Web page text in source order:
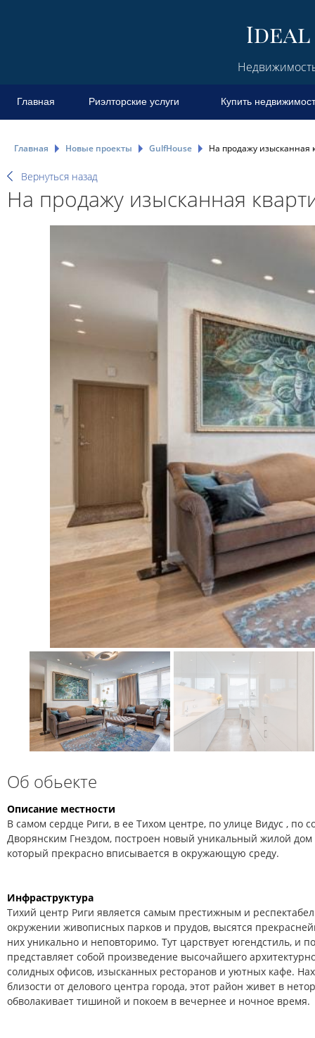
Главная Риэлторские услуги Купить
Главная Новые проекты GulfHouse На продажу изысканная
Вернуться назад
На продажу изысканная
Об обьекте
Описание местности
В самом сердце Риги, в ее Тихом центре, по улице Видус , по
Дворянским Гнездом, построен новый уникальный жилой дом
который прекрасно вписывается в окружающую среду.
Инфраструктура
Тихий центр Риги является самым престижным и
окружении живописных парков и прудов, высятся
них уникально и неповторимо. Тут царствует югендстиль, и
представляет собой произведение высочайшего
солидных офисов, изысканных ресторанов и уютных кафе.
близости от делового центра города, этот район живет в
обволакивает тишиной и покоем в вечернее и ночное время.